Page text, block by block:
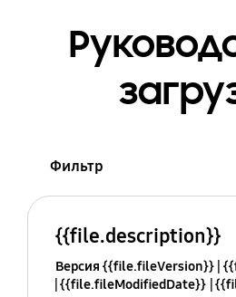
Фильтр
{{file.description}}
Версия {{file.fileVersion}}
{{file.fileModifiedDate}}